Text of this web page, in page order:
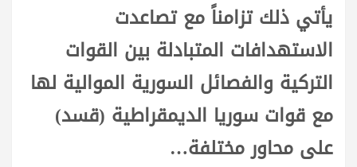
يأتي ذلك تزامناً مع تصاعدت
الاستهدافات المتبادلة بين القوات
التركية والفصائل السورية الموالية لها
مع قوات سوريا الديمقراطية (قسد)
على محاور مختلفة…